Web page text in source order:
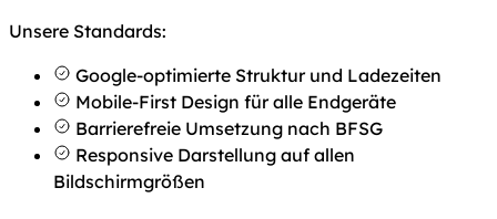
Unsere Standards:
Google-optimierte Struktur und Ladezeiten
Mobile-First Design für alle Endgeräte
Barrierefreie Umsetzung nach BFSG
Responsive Darstellung auf allen
Bildschirmgrößen